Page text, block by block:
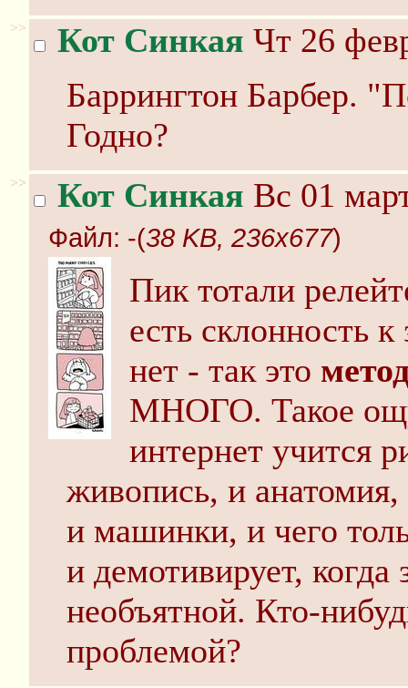
>> Кот Синкая Чт 26
Баррингтон Барбер.
Годно?
>> Кот Синкая Вс 01
Файл: -(38 KB, 236x677)
Пик тотали
есть склонность
нет - так это
МНОГО. Такое
интернет учится
живопись, и
и машинки, и чего
и демотивирует, когда
необъятной. Кто-
проблемой?